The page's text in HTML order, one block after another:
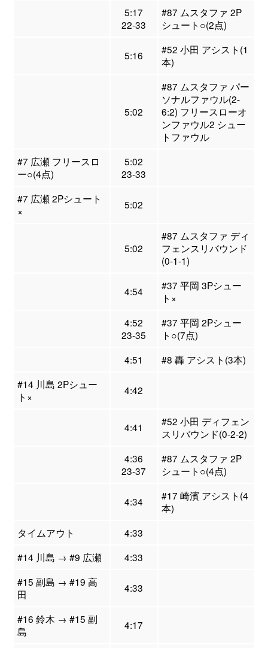
5:17
22-33
#87 ムスタファ 2P
シュート○(2点)
5:16
#52 小田 アシスト(1
本)
5:02
#87 ムスタファ パー
ソナルファウル(2-
6:2) フリースローオ
ンファウル2 シュー
トファウル
#7 広瀬 フリースロ
ー○(4点)
5:02
23-33
#7 広瀬 2Pシュート
×
5:02
5:02
#87 ムスタファ ディ
フェンスリバウンド
(0-1-1)
4:54
#37 平岡 3Pシュー
ト×
4:52
23-35
#37 平岡 2Pシュー
ト○(7点)
4:51
#8 轟 アシスト(3本)
#14 川島 2Pシュー
ト×
4:42
4:41
#52 小田 ディフェン
スリバウンド(0-2-2)
4:36
23-37
#87 ムスタファ 2P
シュート○(4点)
4:34
#17 崎濱 アシスト(4
本)
タイムアウト
4:33
#14 川島 → #9 広瀬
4:33
#15 副島 → #19 高
田
4:33
#16 鈴木 → #15 副
島
4:17